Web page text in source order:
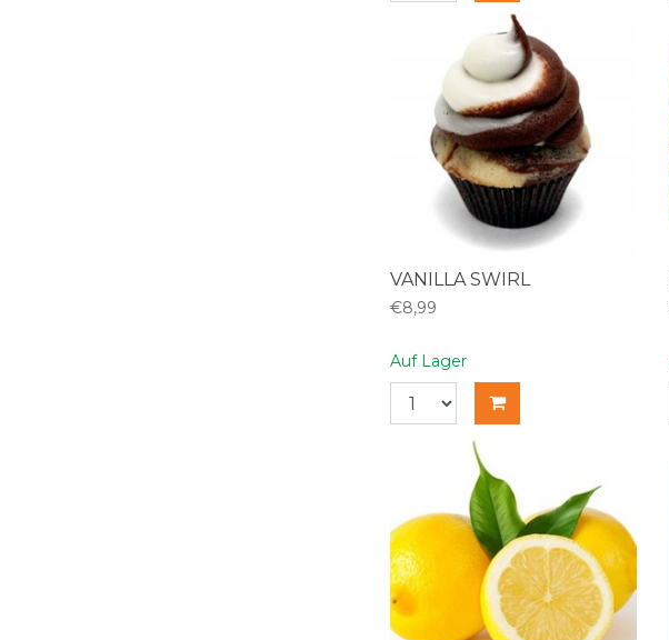
VANILLA SWIRL
€8,99
Auf Lager